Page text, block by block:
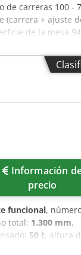
de carreras 100 -
(carrera + ajuste
de la mesa
1180 mm
del
t Dimensiones
de
del émbolo,
accionado por
precio
funcional,
total: 1.300 mm,
50 t, altura